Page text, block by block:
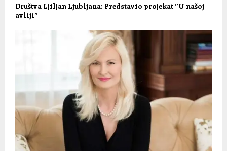
Društva Ljiljan Ljubljana: Predstavio projekat ”U našoj
avliji”